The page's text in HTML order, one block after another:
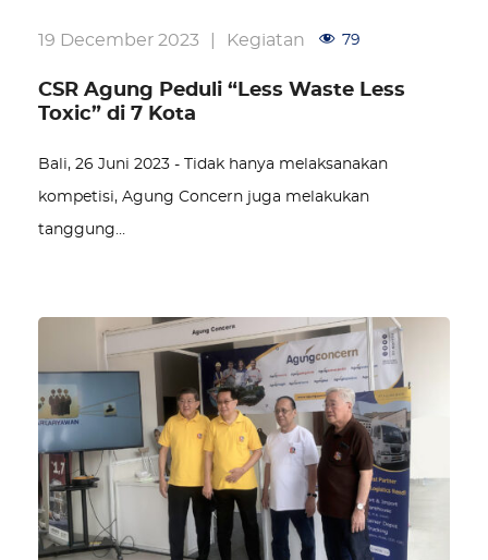
19 December 2023 Kegiatan 79
CSR Agung Peduli “Less Waste Less
Toxic” di 7 Kota
Bali, 26 Juni 2023 - Tidak hanya melaksanakan
kompetisi, Agung Concern juga melakukan
tanggung…